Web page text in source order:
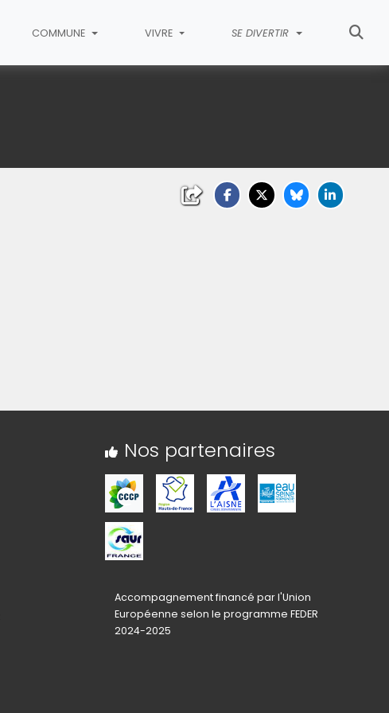
COMMUNE VIVRE SE DIVERTIR
Nos partenaires
Accompagnement financé par l'Union
Européenne selon le programme FEDER
2024-2025